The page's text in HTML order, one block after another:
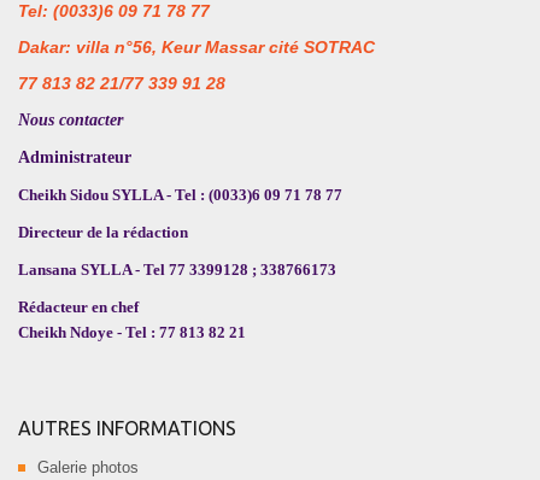
Tel: (0033)6 09 71 78 77
Dakar: villa n°56, Keur Massar cité SOTRAC
77 813 82 21/77 339 91 28
Nous contacter
Administrateur
Cheikh Sidou SYLLA - Tel : (0033)6 09 71 78 77
Directeur de la rédaction
Lansana SYLLA - Tel 77 3399128 ; 338766173
Rédacteur en chef
Cheikh Ndoye - Tel : 77 813 82 21
AUTRES INFORMATIONS
Galerie photos